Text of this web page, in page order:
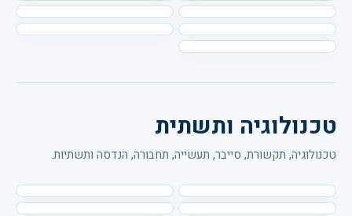
טכנולוגיה ותשתית
טכנולוגיה, תקשורת, סייבר, תעשייה, תחבורה, הנדסה ותשתיות.